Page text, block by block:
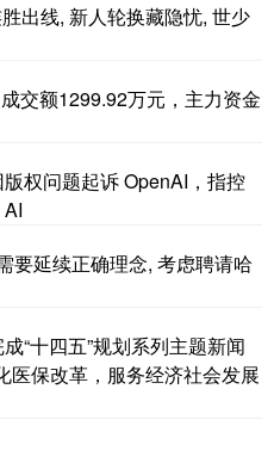
出线, 新人轮换藏隐忧, 世少
交额1299.92万元，主力资金
权问题起诉 OpenAI，指控
要延续正确理念, 考虑聘请哈
“十四五”规划系列主题新闻
医保改革，服务经济社会发展